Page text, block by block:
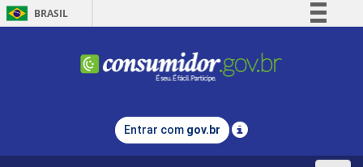
BRASIL
Comunica BR
Legislação
Entrar com gov.br